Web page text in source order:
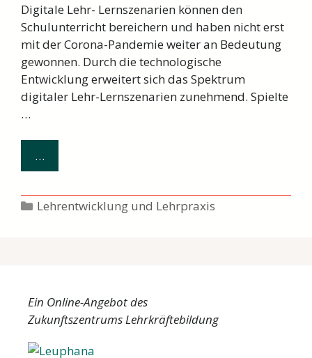
Digitale Lehr- Lernszenarien können den
Schulunterricht bereichern und haben nicht erst
mit der Corona-Pandemie weiter an Bedeutung
gewonnen. Durch die technologische
Entwicklung erweitert sich das Spektrum
digitaler Lehr-Lernszenarien zunehmend. Spielte
…
…
Lernszenarien
Vielfältige
Lehren
und
Lernen
Kategorien
Lehrentwicklung und Lehrpraxis
Ein Online-Angebot des
Zukunftszentrums Lehrkräftebildung